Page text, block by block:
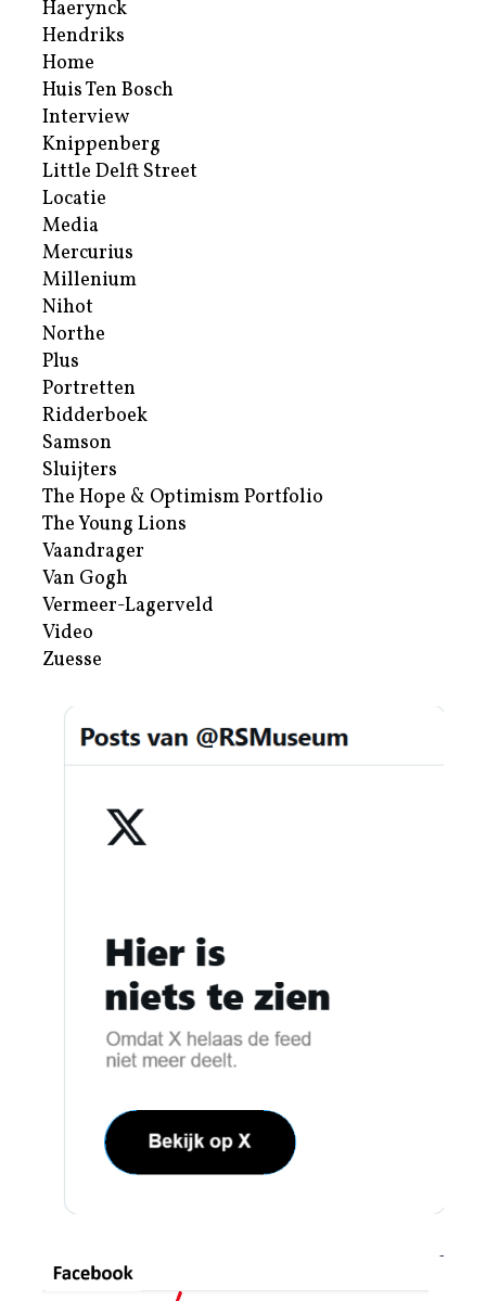
Haerynck
Hendriks
Home
Huis Ten Bosch
Interview
Knippenberg
Little Delft Street
Locatie
Media
Mercurius
Millenium
Nihot
Northe
Plus
Portretten
Ridderboek
Samson
Sluijters
The Hope & Optimism Portfolio
The Young Lions
Vaandrager
Van Gogh
Vermeer-Lagerveld
Video
Zuesse